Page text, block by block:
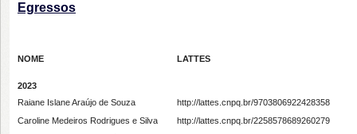
Egressos
NOME LATTES
2023
Raiane Islane Araújo de Souza
http://lattes.cnpq.br/9703806922428358
Caroline Medeiros Rodrigues e Silva
http://lattes.cnpq.br/2258578689260279